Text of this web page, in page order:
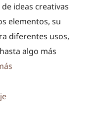
ideas creativas
elementos, su
diferentes usos,
algo más